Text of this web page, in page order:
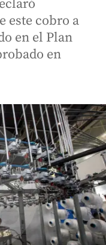
este cobro a
en el Plan
en